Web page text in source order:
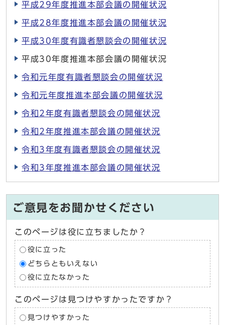
平成29年度推進本部会議の開催状況
平成28年度推進本部会議の開催状況
平成30年度有識者懇談会の開催状況
平成30年度推進本部会議の開催状況
令和元年度有識者懇談会の開催状況
令和元年度推進本部会議の開催状況
令和2年度有識者懇談会の開催状況
令和2年度推進本部会議の開催状況
令和3年度有識者懇談会の開催状況
令和3年度推進本部会議の開催状況
ご意見をお聞かせください
このページは役に立ちましたか？
役に立った
どちらともいえない
役に立たなかった
このページは見つけやすかったですか？
見つけやすかった